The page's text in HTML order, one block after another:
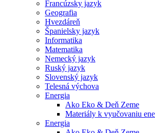
Francúzsky jazyk
Geografia
Hvezdáreň
Španielsky jazyk
Informatika
Matematika
Nemecký jazyk
Ruský jazyk
Slovenský jazyk
Telesná výchova
Energia
Ako Eko & Deň Zeme
Materiály k vyučovaniu
Energia